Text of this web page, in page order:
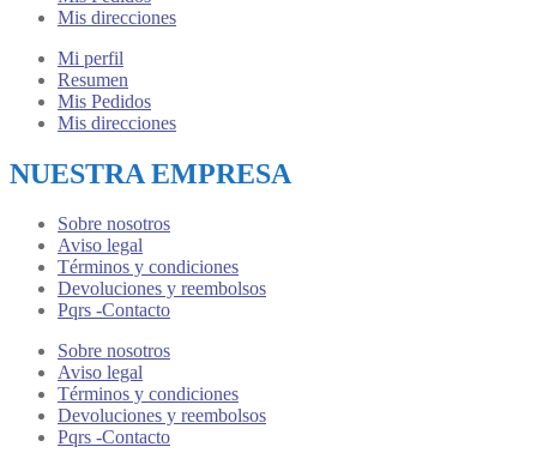
Mis direcciones
Mi perfil
Resumen
Mis Pedidos
Mis direcciones
NUESTRA EMPRESA
Sobre nosotros
Aviso legal
Términos y condiciones
Devoluciones y reembolsos
Pqrs -Contacto
Sobre nosotros
Aviso legal
Términos y condiciones
Devoluciones y reembolsos
Pqrs -Contacto